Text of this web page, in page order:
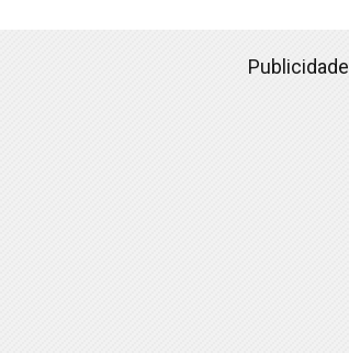
Publicidade